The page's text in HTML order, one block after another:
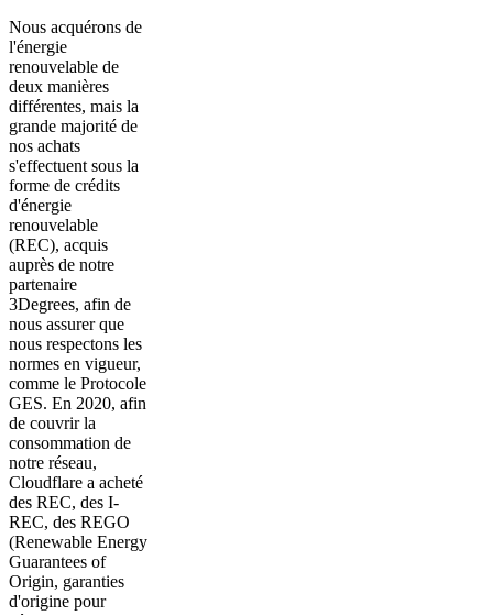
Nous acquérons de
l'énergie
renouvelable de
deux manières
différentes, mais la
grande majorité de
nos achats
s'effectuent sous la
forme de crédits
d'énergie
renouvelable
(REC), acquis
auprès de notre
partenaire
3Degrees, afin de
nous assurer que
nous respectons les
normes en vigueur,
comme le Protocole
GES. En 2020, afin
de couvrir la
consommation de
notre réseau,
Cloudflare a acheté
des REC, des I-
REC, des REGO
(Renewable Energy
Guarantees of
Origin, garanties
d'origine pour